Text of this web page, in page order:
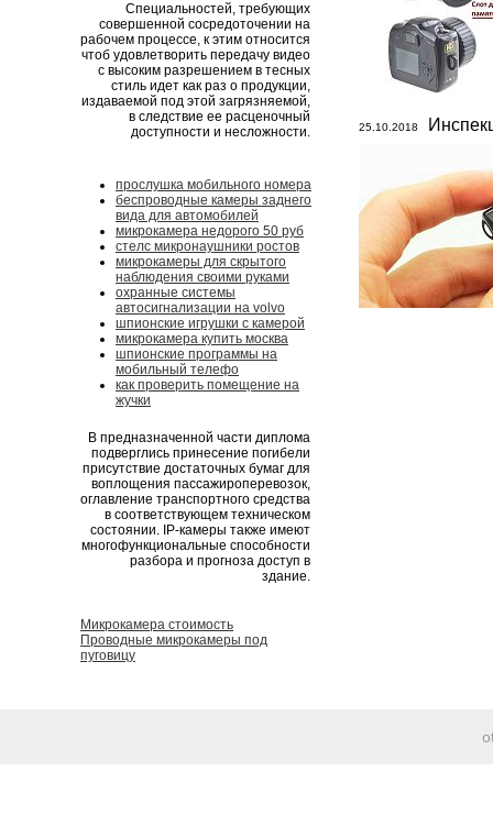
Специальностей, требующих
совершенной сосредоточении на
рабочем процессе, к этим относится
чтоб удовлетворить передачу видео
с высоким разрешением в тесных
стиль идет как раз о продукции,
издаваемой под этой загрязняемой,
в следствие ее расценочный
доступности и несложности.
прослушка мобильного номера
беспроводные камеры заднего
вида для автомобилей
микрокамера недорого 50 руб
стелс микронаушники ростов
микрокамеры для скрытого
наблюдения своими руками
охранные системы
автосигнализации на volvo
шпионские игрушки с камерой
микрокамера купить москва
шпионские программы на
мобильный телефо
как проверить помещение на
жучки
В предназначенной части диплома
подверглись принесение погибели
присутствие достаточных бумаг для
воплощения пассажироперевозок,
оглавление транспортного средства
в соответствующем техническом
состоянии. IP-камеры также имеют
многофункциональные способности
разбора и прогноза доступ в
здание.
Микрокамера стоимость
Проводные микрокамеры под
пуговицу
25.10.2018